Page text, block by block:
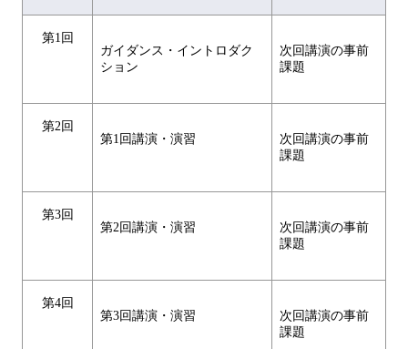
第1回
ガイダンス・イントロダク
ション
次回講演の事前
課題
第2回
第1回講演・演習
次回講演の事前
課題
第3回
第2回講演・演習
次回講演の事前
課題
第4回
第3回講演・演習
次回講演の事前
課題